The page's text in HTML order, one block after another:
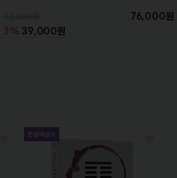
3% 39,000원
76,000원